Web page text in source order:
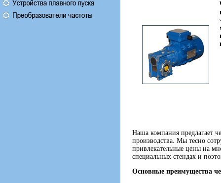
Наша компания предлагает
производства. Мы тесно
привлекательные цены на
специальных стендах и
Основные преимущества